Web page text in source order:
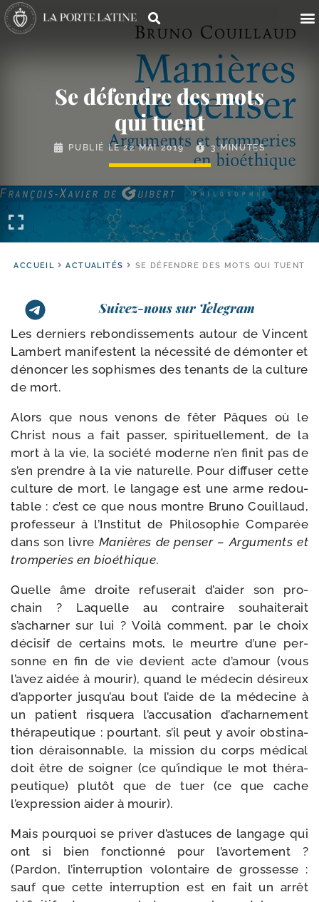
Se défendre des mots
qui tuent
PUBLIÉ LE22 MAI 2019 3 MINUTES
ACCUEIL ACTUALITÉS SE DÉFENDRE DES MOTS QUI TUENT
Suivez-nous sur Telegram
Les der­niers rebon­dis­se­ments autour de Vincent
Lambert mani­festent la néces­si­té de démon­ter et
dénon­cer les sophismes des tenants de la culture
de mort.
Alors que nous venons de fêter Pâques où le
Christ nous a fait pas­ser, spi­ri­tuel­le­ment, de la
mort à la vie, la socié­té moderne n’en finit pas de
s’en prendre à la vie natu­relle. Pour dif­fu­ser cette
culture de mort, le lan­gage est une arme redou­
table : c’est ce que nous montre Bruno Couillaud,
pro­fes­seur à l’Institut de Philosophie Comparée
dans son livre Manières de pen­ser – Arguments et
trom­pe­ries en bioé­thique.
Quelle âme droite refu­se­rait d’aider son pro­
chain ? Laquelle au contraire sou­hai­te­rait
s’acharner sur lui ? Voilà com­ment, par le choix
déci­sif de cer­tains mots, le meurtre d’une per­
sonne en fin de vie devient acte d’amour (vous
l’avez aidée à mou­rir), quand le méde­cin dési­reux
d’apporter jusqu’au bout l’aide de la méde­cine à
un patient ris­que­ra l’accusation d’acharnement
thé­ra­peu­tique : pour­tant, s’il peut y avoir obs­ti­na­
tion dérai­son­nable, la mis­sion du corps médi­cal
doit être de soi­gner (ce qu’indique le mot thé­ra­
peu­tique) plu­tôt que de tuer (ce que cache
l’expression aider à mourir).
Mais pour­quoi se pri­ver d’astuces de lan­gage qui
ont si bien fonc­tion­né pour l’avortement ?
(Pardon, l’interruption volon­taire de gros­sesse :
sauf que cette inter­rup­tion est en fait un arrêt